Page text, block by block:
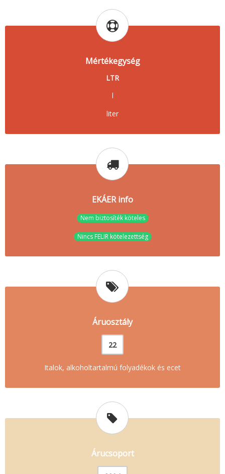
Mértékegység
LTR
l
liter
EKÁER info
Nem biztosíték köteles
Nincs FELIR kötelezettség
Áruosztály
22
Italok, alkoholtartalmú folyadékok és ecet
Árucsoport